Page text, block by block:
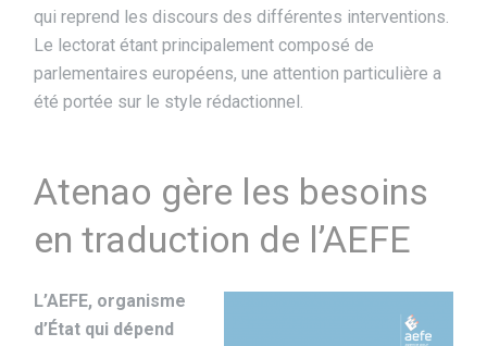
qui reprend les discours des différentes interventions.
Le lectorat étant principalement composé de
parlementaires européens, une attention particulière a
été portée sur le style rédactionnel.
Atenao gère les besoins
en traduction de l’AEFE
L’AEFE, organisme
d’État qui dépend